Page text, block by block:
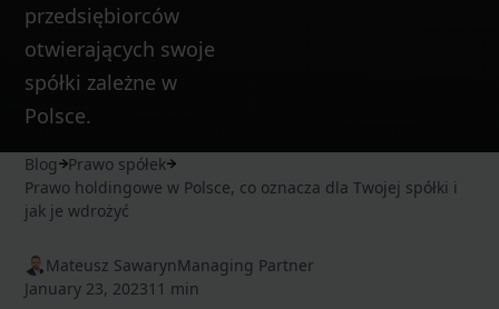
przedsiębiorców
otwierających swoje
spółki zależne w
Polsce.
Blog
Prawo spółek
Prawo holdingowe w Polsce, co oznacza dla Twojej spółki i
jak je wdrożyć
Mateusz SawarynManaging Partner
January 23, 202311 min